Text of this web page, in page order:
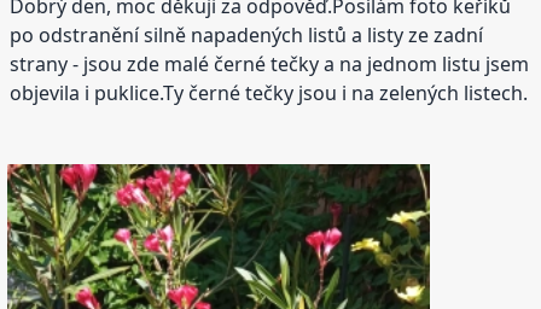
Dobrý den, moc děkuji za odpověď.Posílám foto keříků
po odstranění silně napadených listů a listy ze zadní
strany - jsou zde malé černé tečky a na jednom listu jsem
objevila i puklice.Ty černé tečky jsou i na zelených listech.